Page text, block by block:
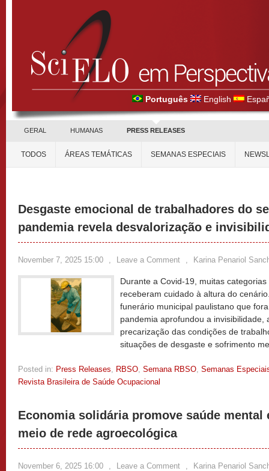
Português English
GERAL HUMANAS PRESS RELEASES
TODOS ÁREAS TEMÁTICAS SEMANAS ESPECIAIS
Desgaste emocional de trabalhadores do
pandemia revela desvalorização e
November 7, 2025 15:00 , Leave a Comment , Karina Penariol
Durante a Covid-19, muitas
receberam cuidado à altura do
funerário municipal paulistano que
pandemia aprofundou a invisibilidade,
precarização das condições de
situações de desgaste e sofrimento
Posted in: Press Releases, RBSO, Semana RBSO, Semanas
Revista Brasileira de Saúde Ocupacional
Economia solidária promove saúde
meio de rede agroecológica
November 6, 2025 16:00 , Leave a Comment , Karina Penariol